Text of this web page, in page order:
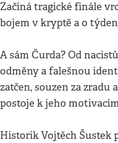
Začíná tragické finále
bojem v kryptě a o
A sám Čurda? Od
odměny a falešnou
zatčen, souzen za zradu
postoje k jeho
Historik Vojtěch Šustek